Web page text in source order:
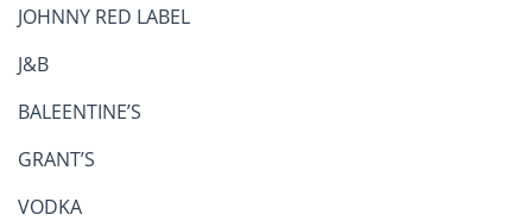
JOHNNY RED LABEL
J&B
BALEENTINE’S
GRANT’S
VODKA